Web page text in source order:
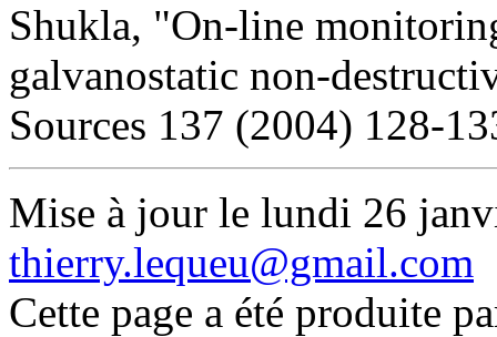
Shukla, "On-line
galvanostatic non-
Sources 137 (2004) 128-
Mise à jour le lundi 26
thierry.lequeu@gmail.com
Cette page a été produite